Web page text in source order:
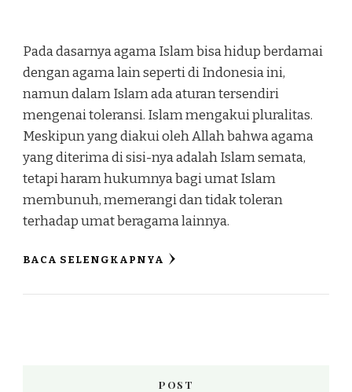
Pada dasarnya agama Islam bisa hidup berdamai
dengan agama lain seperti di Indonesia ini,
namun dalam Islam ada aturan tersendiri
mengenai toleransi. Islam mengakui pluralitas.
Meskipun yang diakui oleh Allah bahwa agama
yang diterima di sisi-nya adalah Islam semata,
tetapi haram hukumnya bagi umat Islam
membunuh, memerangi dan tidak toleran
terhadap umat beragama lainnya.
BACA SELENGKAPNYA
POST